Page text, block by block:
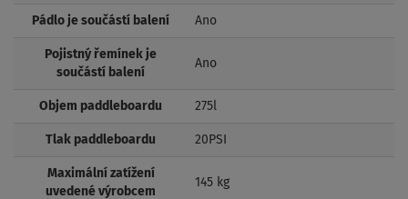
Pádlo je součástí balení Ano
Pojistný řemínek je
součástí balení
Ano
Objem paddleboardu 275l
Tlak paddleboardu 20PSI
Maximální zatížení
uvedené výrobcem
145 kg